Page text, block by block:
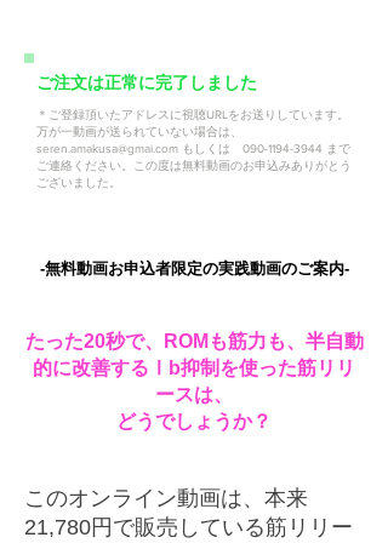
​ご注文は正常に完了しました
＊ご登録頂いたアドレスに視聴URLをお送りしています。
万が一動画が送られていない場合は、
seren.amakusa@gmai.com もしくは 090-1194-3944 まで
ご連絡ください。この度は無料動画のお申込みありがとう
ございました。
‐無料動画お申込者限定の実践動画のご案内‐
​たった20秒で、ROMも筋力も、半自動
的に改善するⅠb抑制を使った筋リリ
ースは、
どうでしょうか？
このオンライン動画は、本来
21,780円で販売している筋リリー